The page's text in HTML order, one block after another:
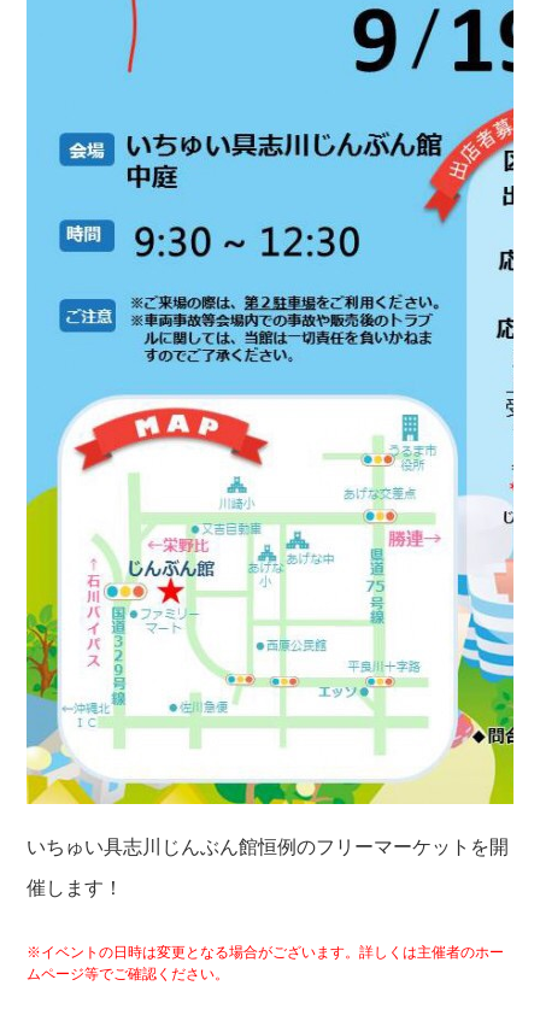
いちゅい具志川じんぶん館恒例のフリーマーケットを開
催します！
※イベントの日時は変更となる場合がございます。詳しくは主催者のホー
ムページ等でご確認ください。